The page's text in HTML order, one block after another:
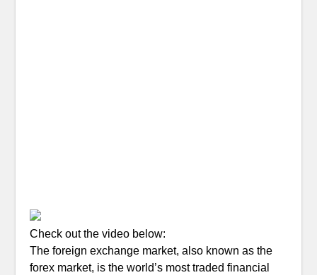
Check out the video below:
The foreign exchange market, also known as the
forex market, is the world’s most traded financial